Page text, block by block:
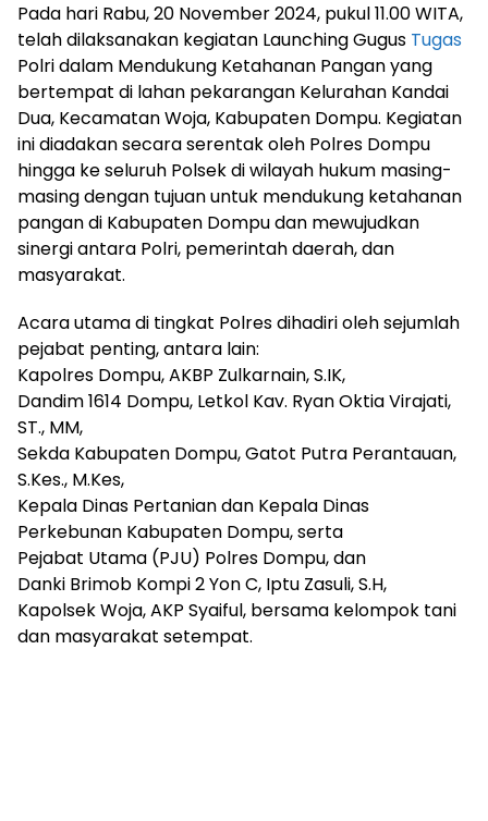
Pada hari Rabu, 20 November 2024, pukul 11.00 WITA,
telah dilaksanakan kegiatan Launching Gugus Tugas
Polri dalam Mendukung Ketahanan Pangan yang
bertempat di lahan pekarangan Kelurahan Kandai
Dua, Kecamatan Woja, Kabupaten Dompu. Kegiatan
ini diadakan secara serentak oleh Polres Dompu
hingga ke seluruh Polsek di wilayah hukum masing-
masing dengan tujuan untuk mendukung ketahanan
pangan di Kabupaten Dompu dan mewujudkan
sinergi antara Polri, pemerintah daerah, dan
masyarakat.
Acara utama di tingkat Polres dihadiri oleh sejumlah
pejabat penting, antara lain:
Kapolres Dompu, AKBP Zulkarnain, S.IK,
Dandim 1614 Dompu, Letkol Kav. Ryan Oktia Virajati,
ST., MM,
Sekda Kabupaten Dompu, Gatot Putra Perantauan,
S.Kes., M.Kes,
Kepala Dinas Pertanian dan Kepala Dinas
Perkebunan Kabupaten Dompu, serta
Pejabat Utama (PJU) Polres Dompu, dan
Danki Brimob Kompi 2 Yon C, Iptu Zasuli, S.H,
Kapolsek Woja, AKP Syaiful, bersama kelompok tani
dan masyarakat setempat.